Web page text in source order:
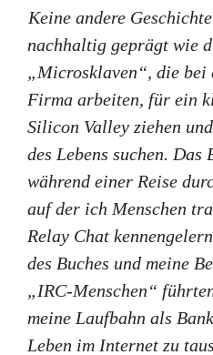
Keine andere
nachhaltig geprägt wie
„Microsklaven“, die bei
Firma arbeiten, für ein
Silicon Valley ziehen
des Lebens suchen. Das
während einer Reise
auf der ich Menschen
Relay Chat
des Buches und meine
„IRC-Menschen“
meine Laufbahn als
Leben im Internet zu